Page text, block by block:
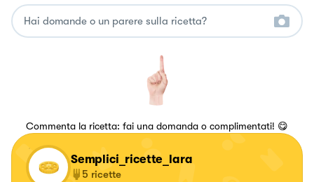
Commenta la ricetta: fai una domanda o complimentati! 😋
Semplici_ricette_lara
5 ricette